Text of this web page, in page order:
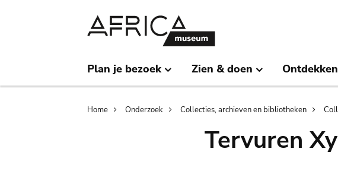
Plan je bezoek Zien & doen Ontdekken
Breadcrumb
Home Onderzoek Collecties, archieven en bibliotheken
Tervuren